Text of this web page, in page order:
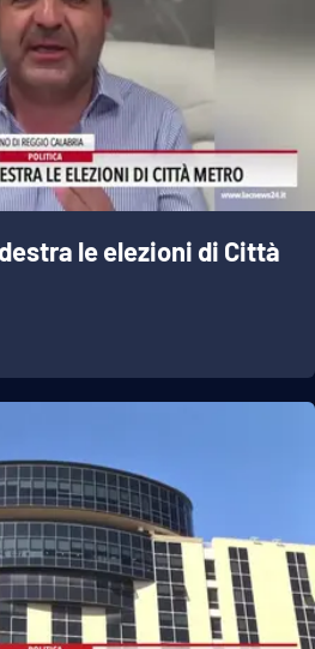
le elezioni di Città